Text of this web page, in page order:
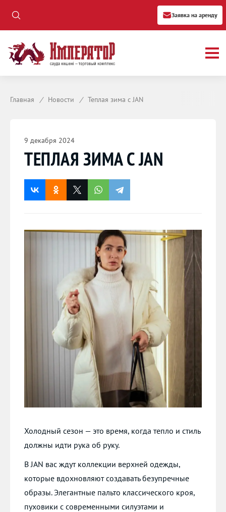
Заявка на аренду
Главная / Новости / Теплая зима с JAN
9 декабря 2024
ТЕПЛАЯ ЗИМА С JAN
Холодный сезон — это время, когда тепло и стиль
должны идти рука об руку.
В JAN вас ждут коллекции верхней одежды,
которые вдохновляют создавать безупречные
образы. Элегантные пальто классического кроя,
пуховики с современными силуэтами и